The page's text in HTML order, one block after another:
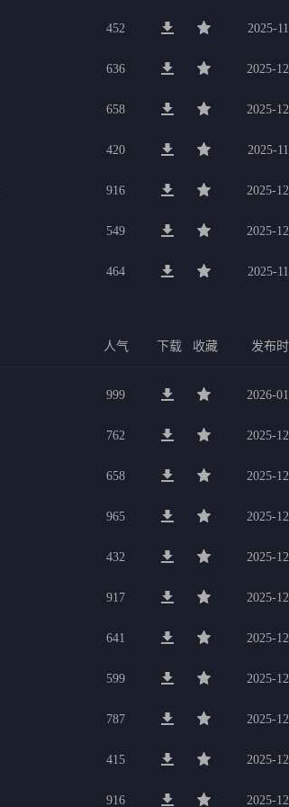
452 2025-
636 2025-
658 2025-
420 2025-
916 2025-
549 2025-
464 2025-
人气 下载 收藏 发布时
999 2026-
762 2025-
658 2025-
965 2025-
432 2025-
917 2025-
641 2025-
599 2025-
787 2025-
415 2025-
916 2025-